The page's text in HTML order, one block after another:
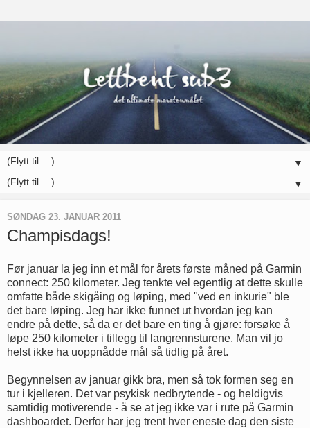
▼
▼
SØNDAG 23. JANUAR 2011
Champisdags!
Før januar la jeg inn et mål for årets første måned på Garmin
connect: 250 kilometer. Jeg tenkte vel egentlig at dette skulle
omfatte både skigåing og løping, med "ved en inkurie" ble
det bare løping. Jeg har ikke funnet ut hvordan jeg kan
endre på dette, så da er det bare en ting å gjøre: forsøke å
løpe 250 kilometer i tillegg til langrennsturene. Man vil jo
helst ikke ha uoppnådde mål så tidlig på året.
Begynnelsen av januar gikk bra, men så tok formen seg en
tur i kjelleren. Det var psykisk nedbrytende - og heldigvis
samtidig motiverende - å se at jeg ikke var i rute på Garmin
dashboardet. Derfor har jeg trent hver eneste dag den siste